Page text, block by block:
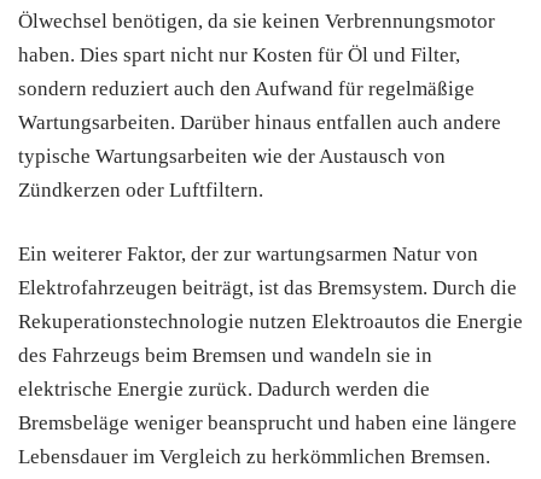
Ölwechsel benötigen, da sie keinen Verbrennungsmotor
haben. Dies spart nicht nur Kosten für Öl und Filter,
sondern reduziert auch den Aufwand für regelmäßige
Wartungsarbeiten. Darüber hinaus entfallen auch andere
typische Wartungsarbeiten wie der Austausch von
Zündkerzen oder Luftfiltern.
Ein weiterer Faktor, der zur wartungsarmen Natur von
Elektrofahrzeugen beiträgt, ist das Bremsystem. Durch die
Rekuperationstechnologie nutzen Elektroautos die Energie
des Fahrzeugs beim Bremsen und wandeln sie in
elektrische Energie zurück. Dadurch werden die
Bremsbeläge weniger beansprucht und haben eine längere
Lebensdauer im Vergleich zu herkömmlichen Bremsen.